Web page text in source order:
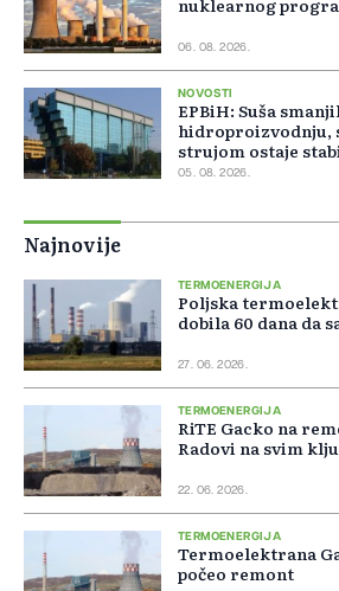
nuklearnog
06. 08. 2026.
NOVOSTI
EPBiH: Suša
hidroproizvodnju,
strujom ostaje
05. 08. 2026.
Najnovije
TERMOENERGIJA
Poljska
dobila 60 dana da
27. 06. 2026.
TERMOENERGIJA
RiTE Gacko na
Radovi na svim
22. 06. 2026.
TERMOENERGIJA
Termoelektrana
počeo remont